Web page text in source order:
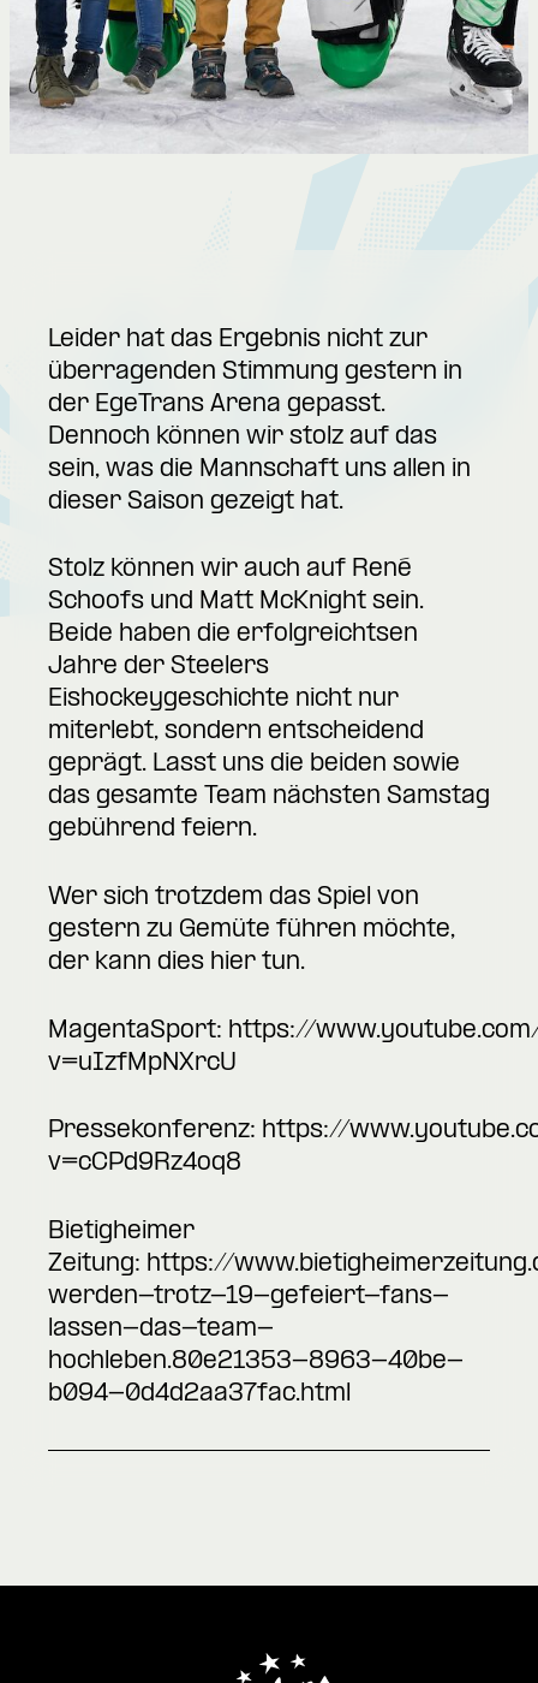
Leider hat das Ergebnis nicht zur
überragenden Stimmung gestern in
der EgeTrans Arena gepasst.
Dennoch können wir stolz auf das
sein, was die Mannschaft uns allen in
dieser Saison gezeigt hat.
Stolz können wir auch auf René
Schoofs und Matt McKnight sein.
Beide haben die erfolgreichtsen
Jahre der Steelers
Eishockeygeschichte nicht nur
miterlebt, sondern entscheidend
geprägt. Lasst uns die beiden sowie
das gesamte Team nächsten Samstag
gebührend feiern.
Wer sich trotzdem das Spiel von
gestern zu Gemüte führen möchte,
der kann dies hier tun.
MagentaSport: https://
v=uIzfMpNXrcU
Pressekonferenz: https://
v=cCPd9Rz4oq8
Bietigheimer
Zeitung: https://
werden-trotz-19-gefeiert-fans-
lassen-das-team-
hochleben.80e21353-8963-40be-
b094-0d4d2aa37fac.html